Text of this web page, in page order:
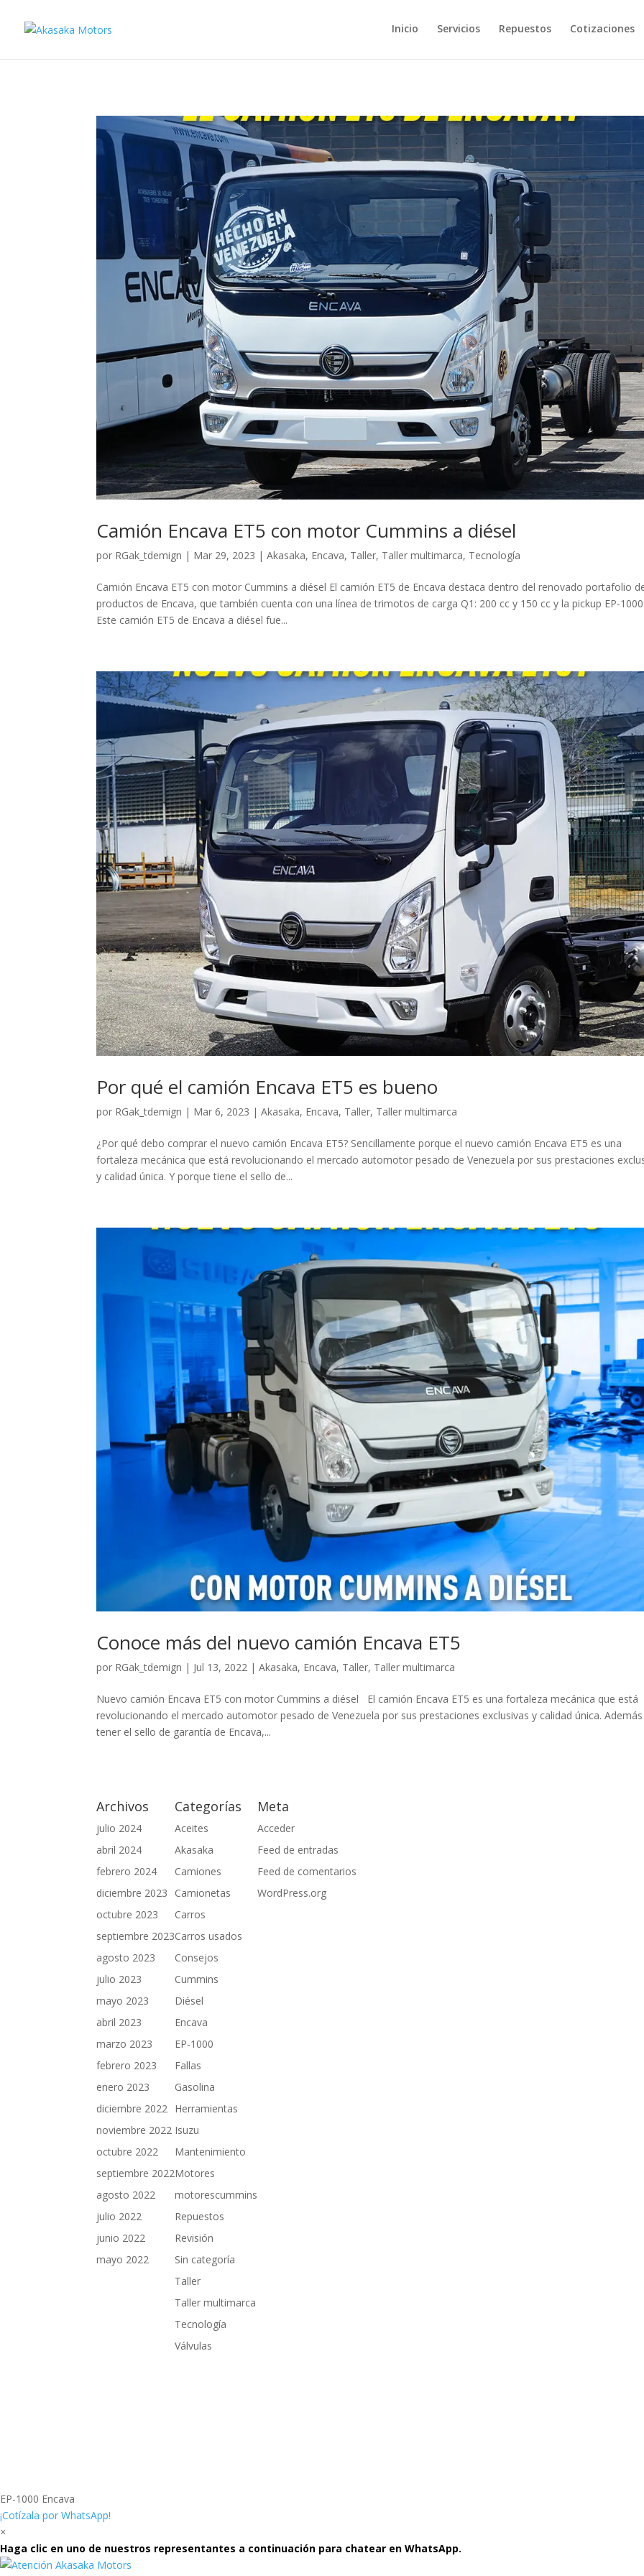
Inicio Servicios Repuestos Cotizaciones
Camión Encava ET5 con motor Cummins a diésel
por RGak_tdemign | Mar 29, 2023 |Akasaka, Encava, Taller, Taller multimarca, Tecnología
Camión Encava ET5 con motor Cummins a diésel El camión ET5 de Encava destaca dentro del renovado portafolio
productos de Encava, que también cuenta con una línea de trimotos de carga Q1: 200 cc y 150 cc y la pickup EP-
Este camión ET5 de Encava a diésel fue...
Por qué el camión Encava ET5 es bueno
por RGak_tdemign | Mar 6, 2023 |Akasaka, Encava, Taller, Taller multimarca
¿Por qué debo comprar el nuevo camión Encava ET5? Sencillamente porque el nuevo camión Encava ET5 es una
fortaleza mecánica que está revolucionando el mercado automotor pesado de Venezuela por sus prestaciones
y calidad única. Y porque tiene el sello de...
Conoce más del nuevo camión Encava ET5
por RGak_tdemign | Jul 13, 2022 |Akasaka, Encava, Taller, Taller multimarca
Nuevo camión Encava ET5 con motor Cummins a diésel El camión Encava ET5 es una fortaleza mecánica que está
revolucionando el mercado automotor pesado de Venezuela por sus prestaciones exclusivas y calidad única.
tener el sello de garantía de Encava,...
Archivos
julio 2024
abril 2024
febrero 2024
diciembre 2023
octubre 2023
septiembre 2023
agosto 2023
julio 2023
mayo 2023
abril 2023
marzo 2023
febrero 2023
enero 2023
diciembre 2022
noviembre 2022
octubre 2022
septiembre 2022
agosto 2022
julio 2022
junio 2022
mayo 2022
Categorías
Aceites
Akasaka
Camiones
Camionetas
Carros
Carros usados
Consejos
Cummins
Diésel
Encava
EP-1000
Fallas
Gasolina
Herramientas
Isuzu
Mantenimiento
Motores
motorescummins
Repuestos
Revisión
Sin categoría
Taller
Taller multimarca
Tecnología
Válvulas
Meta
Acceder
Feed de entradas
Feed de comentarios
WordPress.org
EP-1000 Encava
¡Cotízala por WhatsApp!
×
Haga clic en uno de nuestros representantes a continuación para chatear en WhatsApp.